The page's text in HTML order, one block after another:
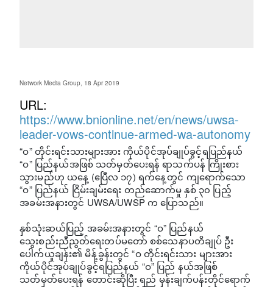
Network Media Group, 18 Apr 2019
URL:
https://www.bnionline.net/en/news/uwsa-
leader-vows-continue-armed-wa-autonomy
“ဝ” တိုင်းရင်းသားများအား ကိုယ်ပိုင်အုပ်ချုပ်ခွင့်ရပြည်နယ်
“ဝ” ပြည်နယ်အဖြစ် သတ်မှတ်ပေးရန် ရာသက်ပန် ကြိုးစား
သွားမည်ဟု ယနေ့ (ဧပြီလ ၁၇) ရက်နေ့တွင် ကျရောက်သော
“ဝ” ပြည်နယ် ငြိမ်းချမ်းရေး တည်ဆောက်မှု နှစ် ၃၀ ပြည့်
အခမ်းအနားတွင် UWSA/UWSP က ပြောသည်။
နှစ်သုံးဆယ်ပြည့် အခမ်းအနားတွင် “ဝ” ပြည်နယ်
သွေးစည်းညီညွတ်ရေးတပ်မတော် စစ်သေနာပတိချုပ် ဦး
ပေါက်ယူချန်း၏ မိန့်ခွန်းတွင် “ဝ တိုင်းရင်းသား များအား
ကိုယ်ပိုင်အုပ်ချုပ်ခွင့်ရပြည်နယ် “ဝ” ပြည် နယ်အဖြစ်
သတ်မှတ်ပေးရန် တောင်းဆိုပြီး ရည် မှန်းချက်ပန်းတိုင်ရောက်